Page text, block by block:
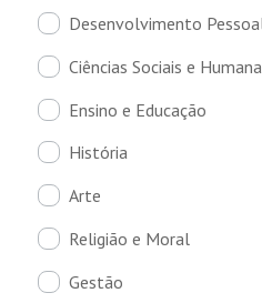
Desenvolvimento
Ciências Sociais e
Ensino e Educação
História
Arte
Religião e Moral
Gestão